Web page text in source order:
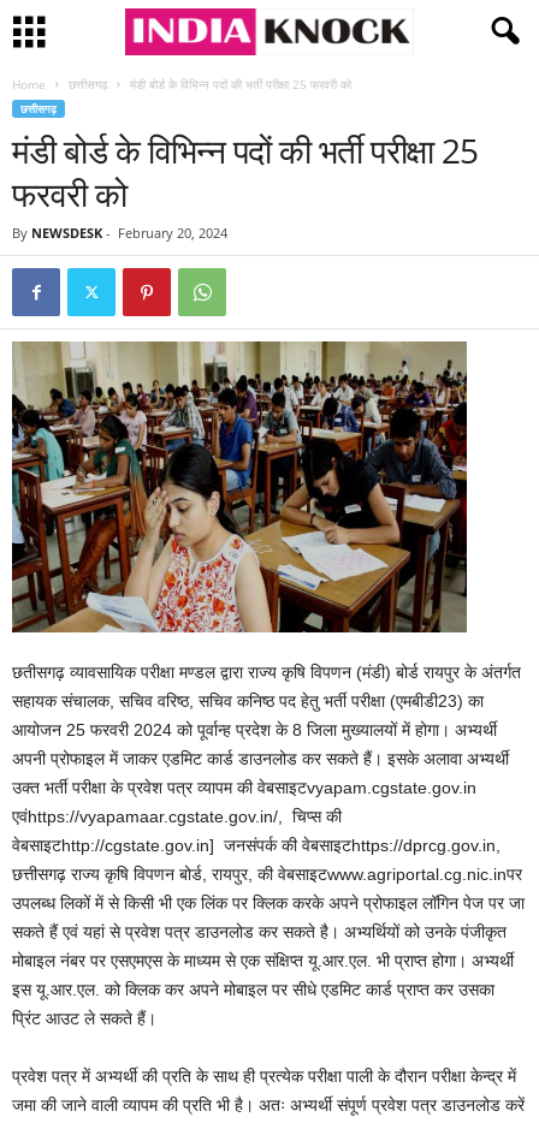
Home छत्तीसगढ़ मंडी बोर्ड के विभिन्न पदों की भर्ती परीक्षा 25 फरवरी को
छत्तीसगढ़
मंडी बोर्ड के विभिन्न पदों की भर्ती परीक्षा 25
फरवरी को
By NEWSDESK - February 20, 2024
छतीसगढ़ व्यावसायिक परीक्षा मण्डल द्वारा राज्य कृषि विपणन (मंडी) बोर्ड रायपुर के अंतर्गत
सहायक संचालक, सचिव वरिष्ठ, सचिव कनिष्ठ पद हेतु भर्ती परीक्षा (एमबीडी23) का
आयोजन 25 फरवरी 2024 को पूर्वान्ह प्रदेश के 8 जिला मुख्यालयों में होगा। अभ्यर्थी
अपनी प्रोफाइल में जाकर एडमिट कार्ड डाउनलोड कर सकते हैं। इसके अलावा अभ्यर्थी
उक्त भर्ती परीक्षा के प्रवेश पत्र व्यापम की वेबसाइटvyapam.cgstate.gov.in
एवंhttps://vyapamaar.cgstate.gov.in/, चिप्स की
वेबसाइटhttp://cgstate.gov.in] जनसंपर्क की वेबसाइटhttps://dprcg.gov.in,
छत्तीसगढ़ राज्य कृषि विपणन बोर्ड, रायपुर, की वेबसाइटwww.agriportal.cg.nic.inपर
उपलब्ध लिकों में से किसी भी एक लिंक पर क्लिक करके अपने प्रोफाइल लॉगिन पेज पर जा
सकते हैं एवं यहां से प्रवेश पत्र डाउनलोड कर सकते है। अभ्यर्थियों को उनके पंजीकृत
मोबाइल नंबर पर एसएमएस के माध्यम से एक संक्षिप्त यू.आर.एल. भी प्राप्त होगा। अभ्यर्थी
इस यू.आर.एल. को क्लिक कर अपने मोबाइल पर सीधे एडमिट कार्ड प्राप्त कर उसका
प्रिंट आउट ले सकते हैं।
प्रवेश पत्र में अभ्यर्थी की प्रति के साथ ही प्रत्येक परीक्षा पाली के दौरान परीक्षा केन्द्र में
जमा की जाने वाली व्यापम की प्रति भी है। अतः अभ्यर्थी संपूर्ण प्रवेश पत्र डाउनलोड करें